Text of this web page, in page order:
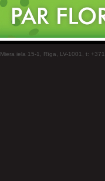
Miera iela 15-1, Rīga, LV-1001, t: